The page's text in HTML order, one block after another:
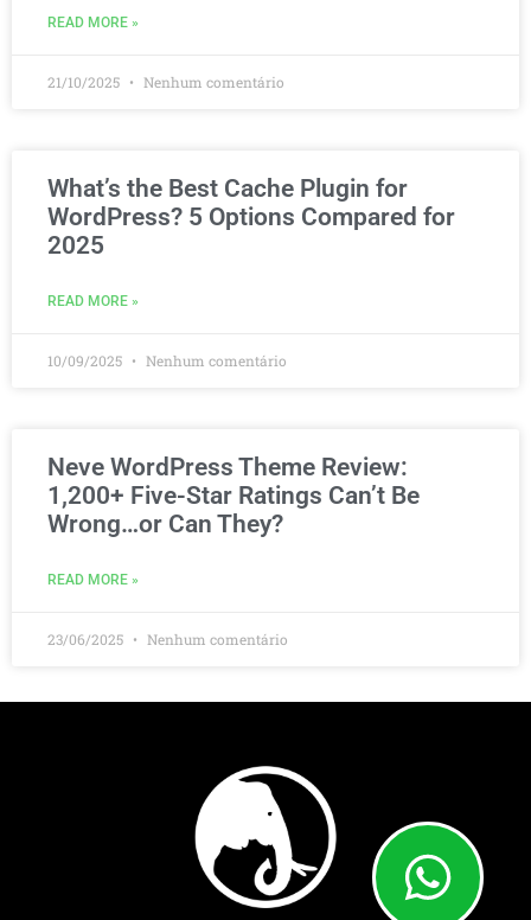
READ MORE »
21/10/2025 Nenhum comentário
What’s the Best Cache Plugin for
WordPress? 5 Options Compared for
2025
READ MORE »
10/09/2025 Nenhum comentário
Neve WordPress Theme Review:
1,200+ Five-Star Ratings Can’t Be
Wrong…or Can They?
READ MORE »
23/06/2025 Nenhum comentário